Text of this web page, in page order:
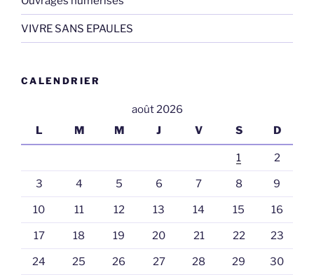
VIVRE SANS EPAULES
CALENDRIER
août 2026
L
M M J V S D
1 2
3 4 5 6 7 8 9
10 11 12 13 14 15 16
17 18 19 20 21 22 23
24 25 26 27 28 29 30